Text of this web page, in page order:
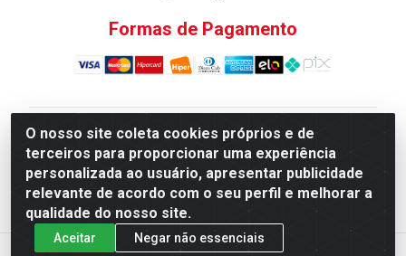
O nosso site coleta cookies próprios e de
terceiros para proporcionar uma experiência
personalizada ao usuário, apresentar publicidade
relevante de acordo com o seu perfil e melhorar a
qualidade do nosso site.
Aceitar Negar não essenciais
Formas de Pagamento
Atacadao da Limpeza F. Pereira Queiroz Comercio e
Distribuicao LTDA - Quadra Qi 10 Lotes 39 e, 41 - Setor
Industrial (Taguatinga), Brasília/DF - CEP 72.135-100 -
CNPJ 13.184.675/0001-80